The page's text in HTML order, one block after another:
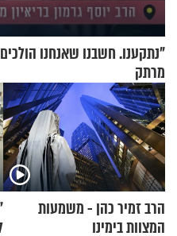
"נתקענו. חשבנו שאנחנו
מרתק
הרב זמיר כהן - משמעות
המצוות בימינו